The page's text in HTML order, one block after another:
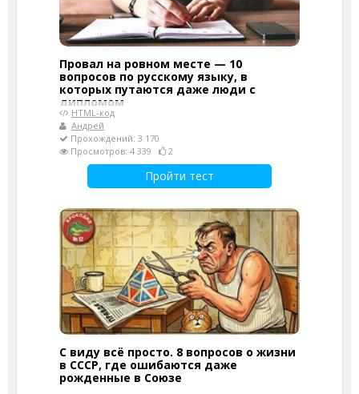
Провал на ровном месте — 10
вопросов по русскому языку, в
которых путаются даже люди с
дипломом
HTML-код
Андрей
Прохождений: 3 170
Просмотров: 4 339
2
Пройти тест
С виду всё просто. 8 вопросов о жизни
в СССР, где ошибаются даже
рожденные в Союзе